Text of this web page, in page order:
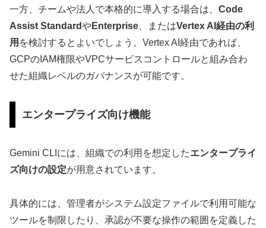
一方、チームや法人で本格的に導入する場合は、 Code
Assist StandardやEnterprise 、またはVertex AI経由の利
用 を検討するとよいでしょう。Vertex AI経由であれば、
GCPのIAM権限やVPCサービスコントロールと組み合わ
せた組織レベルのガバナンスが可能です。
エンタープライズ向け機能
Gemini CLIには、組織での利用を想定したエンタープライ
ズ向けの設定が用意されています。
具体的には、管理者がシステム設定ファイルで利用可能な
ツールを制限したり、承認が不要な操作の範囲を定義した